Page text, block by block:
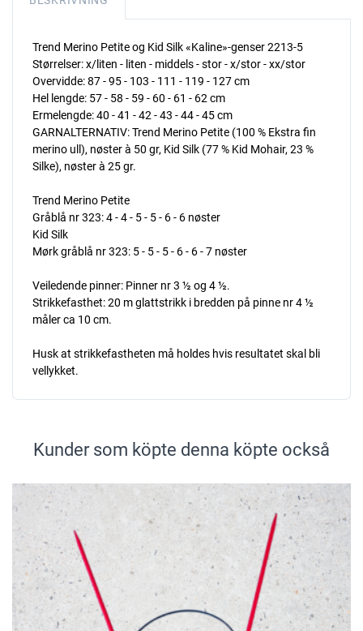
Trend Merino Petite og Kid Silk «Kaline»-genser 2213-5
Størrelser: x/liten - liten - middels - stor - x/stor - xx/stor
Overvidde: 87 - 95 - 103 - 111 - 119 - 127 cm
Hel lengde: 57 - 58 - 59 - 60 - 61 - 62 cm
Ermelengde: 40 - 41 - 42 - 43 - 44 - 45 cm
GARNALTERNATIV: Trend Merino Petite (100 % Ekstra fin
merino ull), nøster à 50 gr, Kid Silk (77 % Kid Mohair, 23 %
Silke), nøster à 25 gr.
Trend Merino Petite
Gråblå nr 323: 4 - 4 - 5 - 5 - 6 - 6 nøster
Kid Silk
Mørk gråblå nr 323: 5 - 5 - 5 - 6 - 6 - 7 nøster
Veiledende pinner: Pinner nr 3 ½ og 4 ½.
Strikkefasthet: 20 m glattstrikk i bredden på pinne nr 4 ½
måler ca 10 cm.
Husk at strikkefastheten må holdes hvis resultatet skal bli
vellykket.
Kunder som köpte denna köpte också